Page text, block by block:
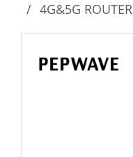
4G&5G ROUTER